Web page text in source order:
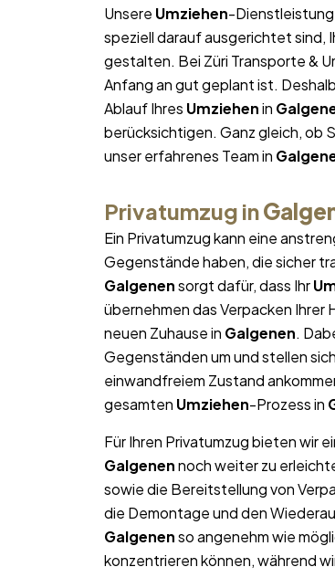
Unsere Umziehen-
speziell darauf ausgerichtet sind,
gestalten. Bei Züri Transporte &
Anfang an gut geplant ist.
Ablauf Ihres Umziehenin
berücksichtigen. Ganz gleich, ob
unser erfahrenes Team in
Privatumzug in
Ein Privatumzug kann eine
Gegenstände haben, die sicher
Galgenensorgt dafür, dass Ihr
übernehmen das Verpacken Ihrer
neuen Zuhause in Galgenen.
Gegenständen um und stellen
einwandfreiem Zustand
gesamten Umziehen-Prozess in
Für Ihren Privatumzug bieten wir
Galgenennoch weiter zu
sowie die Bereitstellung von
die Demontage und den
Galgenenso angenehm wie
konzentrieren können, während